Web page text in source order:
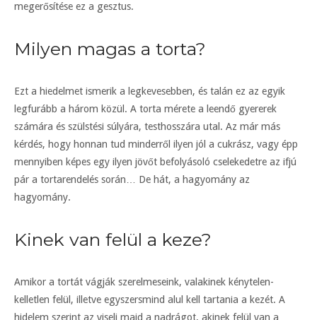
megerősítése ez a gesztus.
Milyen magas a torta?
Ezt a hiedelmet ismerik a legkevesebben, és talán ez az egyik
legfurább a három közül. A torta mérete a leendő gyererek
számára és szülstési súlyára, testhosszára utal. Az már más
kérdés, hogy honnan tud minderről ilyen jól a cukrász, vagy épp
mennyiben képes egy ilyen jövőt befolyásoló cselekedetre az ifjú
pár a tortarendelés során… De hát, a hagyomány az
hagyomány.
Kinek van felül a keze?
Amikor a tortát vágják szerelmeseink, valakinek kénytelen-
kelletlen felül, illetve egyszersmind alul kell tartania a kezét. A
hidelem szerint az viseli majd a nadrágot, akinek felül van a